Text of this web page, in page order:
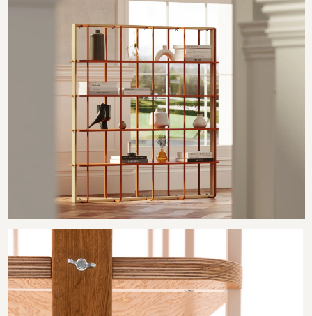
Нажимая «Подписаться», вы соглашаетесь на
почтовую рассылку
согласно политике сайта.
ПОДПИСАТЬСЯ
Узнавайте первыми про новинки в наших
коллекциях мебели и получайте
эксклюзивные специальные предложения.
СЛЕДИТЕ ЗА НОВОСТЯМИ